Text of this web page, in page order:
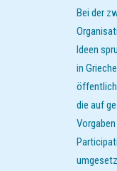
Bei der
Ideen
in
öffentlich
die auf